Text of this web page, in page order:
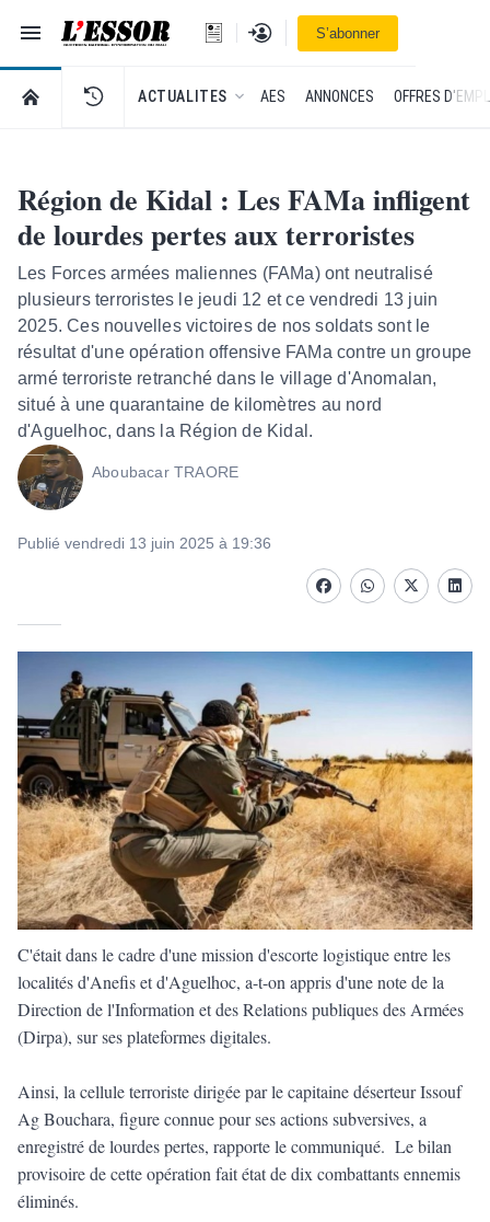
Navigation
L'Essor - retour à la une
Se connecterS’abonner
RETOUR À LA PAGE D’ACCUEIL DE L'ESSOR
ACTUALITES AES ANNONCES OFFRES
Région de Kidal : Les FAMa infligent
de lourdes pertes aux terroristes
Les Forces armées maliennes (FAMa) ont neutralisé
plusieurs terroristes le jeudi 12 et ce vendredi 13 juin
2025. Ces nouvelles victoires de nos soldats sont le
résultat d'une opération offensive FAMa contre un groupe
armé terroriste retranché dans le village d'Anomalan,
situé à une quarantaine de kilomètres au nord
d'Aguelhoc, dans la Région de Kidal.
Aboubacar TRAORE
Publié vendredi 13 juin 2025 à 19:36
FacebookwhatsappTwitter
C'était dans le cadre d'une mission d'escorte logistique entre les
localités d'Anefis et d'Aguelhoc, a-t-on appris d'une note de la
Direction de l'Information et des Relations publiques des Armées
(Dirpa), sur ses plateformes digitales.
Ainsi, la cellule terroriste dirigée par le capitaine déserteur Issouf
Ag Bouchara, figure connue pour ses actions subversives, a
enregistré de lourdes pertes, rapporte le communiqué. Le bilan
provisoire de cette opération fait état de dix combattants ennemis
éliminés.